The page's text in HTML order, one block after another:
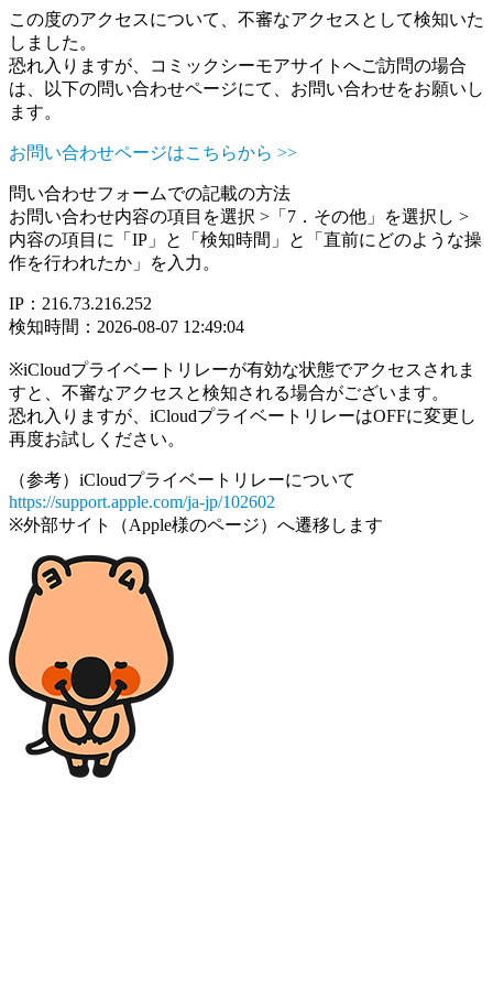
この度のアクセスについて、不審なアクセスとして検知いた
しました。
恐れ入りますが、コミックシーモアサイトへご訪問の場合
は、以下の問い合わせページにて、お問い合わせをお願いし
ます。
お問い合わせページはこちらから >>
問い合わせフォームでの記載の方法
お問い合わせ内容の項目を選択 >「7．その他」を選択し >
内容の項目に「IP」と「検知時間」と「直前にどのような操
作を行われたか」を入力。
IP：216.73.216.252
検知時間：2026-08-07 12:49:04
※iCloudプライベートリレーが有効な状態でアクセスされま
すと、不審なアクセスと検知される場合がございます。
恐れ入りますが、iCloudプライベートリレーはOFFに変更し
再度お試しください。
（参考）iCloudプライベートリレーについて
https://support.apple.com/ja-jp/102602
※外部サイト（Apple様のページ）へ遷移します